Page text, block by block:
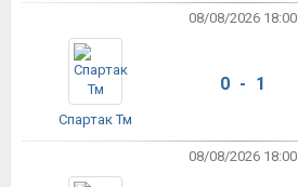
08/08/2026 18:00
Спартак Тм
0 - 1
08/08/2026 18:00